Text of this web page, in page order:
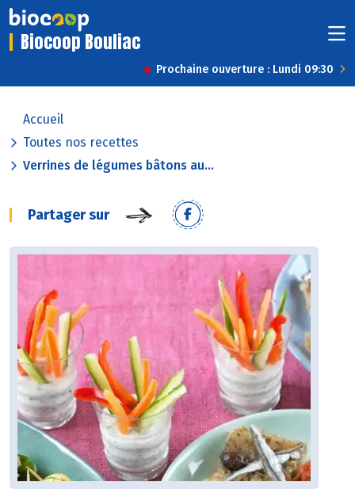
Biocoop Bouliac
Prochaine ouverture : Lundi 09:30
Accueil
Toutes nos recettes
Verrines de légumes bâtons au...
Partager sur